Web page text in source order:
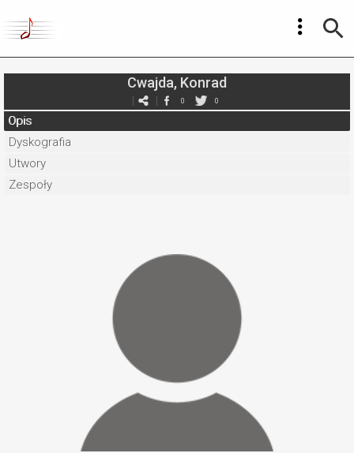
Cwajda, Konrad
0 0
Opis
Dyskografia
Utwory
Zespoły